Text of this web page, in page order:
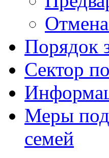
Порядок
Сектор
Меры
семей